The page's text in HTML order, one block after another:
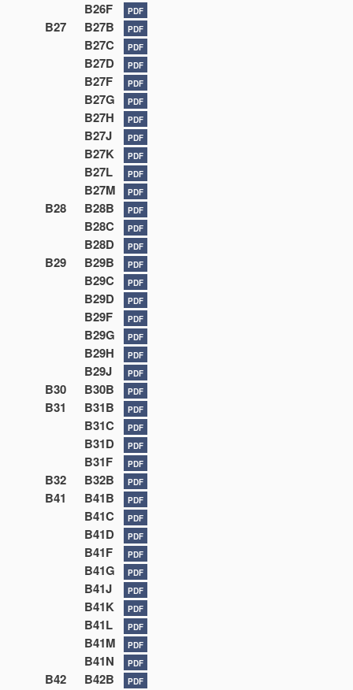
B26F PDF
B27 B27B PDF
B27C PDF
B27D PDF
B27F PDF
B27G PDF
B27H PDF
B27J PDF
B27K PDF
B27L PDF
B27M PDF
B28 B28B PDF
B28C PDF
B28D PDF
B29 B29B PDF
B29C PDF
B29D PDF
B29F PDF
B29G PDF
B29H PDF
B29J PDF
B30 B30B PDF
B31 B31B PDF
B31C PDF
B31D PDF
B31F PDF
B32 B32B PDF
B41 B41B PDF
B41C PDF
B41D PDF
B41F PDF
B41G PDF
B41J PDF
B41K PDF
B41L PDF
B41M PDF
B41N PDF
B42 B42B PDF